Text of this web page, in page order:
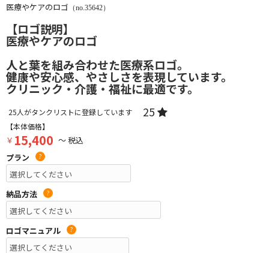
医療やケアのロゴ （no.35642）
【ロゴ説明】
医療やケアのロゴ
人と葉を組み合わせた医療系ロゴ。
健康や安心感、やさしさを表現しています。
クリニック・介護・福祉に最適です。
25人がタンクリストに登録しています 25
【本体価格】
￥ 15,400 ～ 税込
プラン
?
納品方法 ?
ロゴマニュアル ?